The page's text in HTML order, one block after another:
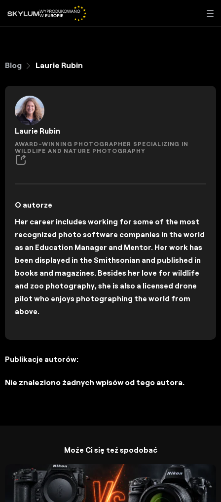
Blog Laurie Rubin
Laurie Rubin
AWARD-WINNING PHOTOGRAPHER SPECIALIZING IN
WILDLIFE AND NATURE PHOTOGRAPHY
O autorze
Her career includes working for some of the most
recognized photo software companies in the world
as an Education Manager and Mentor. Her work has
been displayed in the Smithsonian and published in
books and magazines. Besides her love for wildlife
and zoo photography, she is also a licensed drone
pilot who enjoys photographing the world from
above.
Publikacje autorów:
Nie znaleziono żadnych wpisów od tego autora.
Może Ci się też spodobać